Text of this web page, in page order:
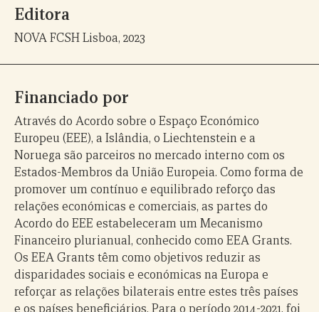
Editora
NOVA FCSH Lisboa, 2023
Financiado por
Através do Acordo sobre o Espaço Económico
Europeu (EEE), a Islândia, o Liechtenstein e a
Noruega são parceiros no mercado interno com os
Estados-Membros da União Europeia. Como forma de
promover um contínuo e equilibrado reforço das
relações económicas e comerciais, as partes do
Acordo do EEE estabeleceram um Mecanismo
Financeiro plurianual, conhecido como EEA Grants.
Os EEA Grants têm como objetivos reduzir as
disparidades sociais e económicas na Europa e
reforçar as relações bilaterais entre estes três países
e os países beneficiários. Para o período 2014-2021, foi